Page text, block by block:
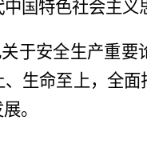
国特色社会主
于安全生产重
生命至上，全
。